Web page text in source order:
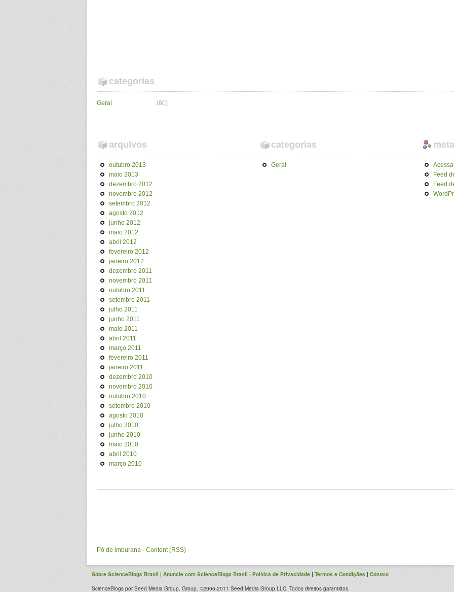
categorias
Geral (80)
arquivos
outubro 2013
maio 2013
dezembro 2012
novembro 2012
setembro 2012
agosto 2012
junho 2012
maio 2012
abril 2012
fevereiro 2012
janeiro 2012
dezembro 2011
novembro 2011
outubro 2011
setembro 2011
julho 2011
junho 2011
maio 2011
abril 2011
março 2011
fevereiro 2011
janeiro 2011
dezembro 2010
novembro 2010
outubro 2010
setembro 2010
agosto 2010
julho 2010
junho 2010
maio 2010
abril 2010
março 2010
categorias
Geral
meta
Feed
Feed
Pó de imburana - Content (RSS)
Sobre ScienceBlogs Brasil | Anuncie com ScienceBlogs Brasil | Política de Privacidade | Termos e Condições | Contato
ScienceBlogs por Seed Media Group. Group. ©2006-2011 Seed Media Group LLC. Todos direitos garantidos.